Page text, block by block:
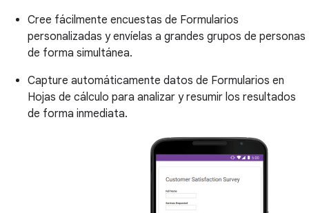
Cree fácilmente encuestas de Formularios
personalizadas y envíelas a grandes grupos de personas
de forma simultánea.
Capture automáticamente datos de Formularios en
Hojas de cálculo para analizar y resumir los resultados
de forma inmediata.